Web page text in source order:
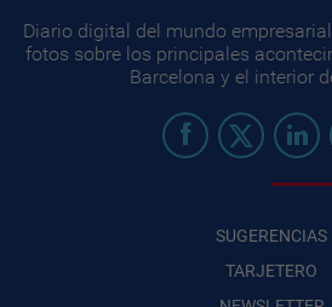
Diario digital del mundo
fotos sobre los principales
Barcelona y el interior
SUGERENCIAS
TARJETERO